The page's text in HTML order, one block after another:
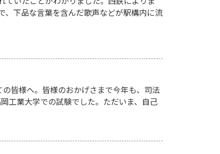
、下品な言葉を含んだ歌声などが駅構内に流
皆様へ。皆様のおかげさまで今年も、司法
工業大学での試験でした。ただいま、自己